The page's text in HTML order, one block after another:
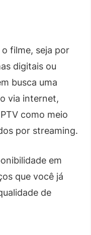
filme, seja por
digitais ou
busca uma
via internet,
como meio
por streaming.
em
que você já
de